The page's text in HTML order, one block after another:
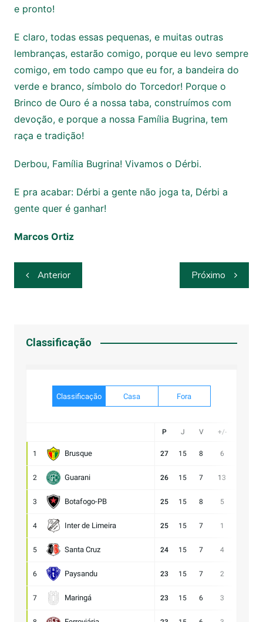
e pronto!
E claro, todas essas pequenas, e muitas outras
lembranças, estarão comigo, porque eu levo sempre
comigo, em todo campo que eu for, a bandeira do
verde e branco, símbolo do Torcedor! Porque o
Brinco de Ouro é a nossa taba, construímos com
devoção, e porque a nossa Família Bugrina, tem
raça e tradição!
Derbou, Família Bugrina! Vivamos o Dérbi.
E pra acabar: Dérbi a gente não joga ta, Dérbi a
gente quer é ganhar!
Marcos Ortiz
Navegação
de
Anterior Próximo
Classificação
Classificação Casa Fora
P J V +/-
1 Brusque 27 15 8 6
2 Guarani 26 15 7 13
3 Botafogo-PB 25 15 8 5
4 Inter de Limeira 25 15 7 1
5 Santa Cruz 24 15 7 4
6 Paysandu 23 15 7 2
7 Maringá 23 15 6 3